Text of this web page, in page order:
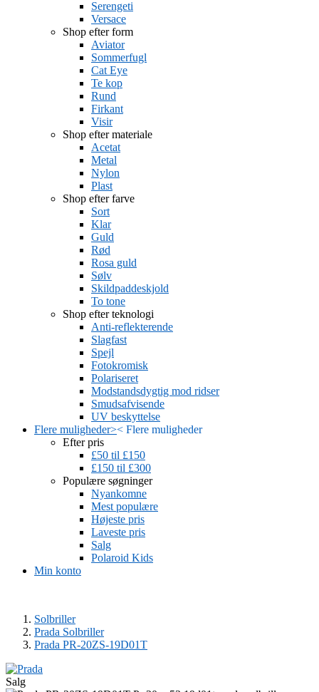
Serengeti
Versace
Shop efter form
Aviator
Sommerfugl
Cat Eye
Te kop
Rund
Firkant
Visir
Shop efter materiale
Acetat
Metal
Nylon
Plast
Shop efter farve
Sort
Klar
Guld
Rød
Rosa guld
Sølv
Skildpaddeskjold
To tone
Shop efter teknologi
Anti-reflekterende
Slagfast
Spejl
Fotokromisk
Polariseret
Modstandsdygtig mod ridser
Smudsafvisende
UV beskyttelse
Flere muligheder>< Flere muligheder
Efter pris
£50 til £150
£150 til £300
Populære søgninger
Nyankomne
Mest populære
Højeste pris
Laveste pris
Salg
Polaroid Kids
Min konto
Solbriller
Prada Solbriller
Prada PR-20ZS-19D01T
Salg